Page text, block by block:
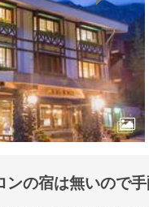
の宿は無いので手